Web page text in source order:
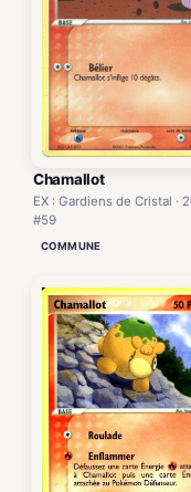
Chamallot
EX : Gardiens de Cristal ·
#59
COMMUNE